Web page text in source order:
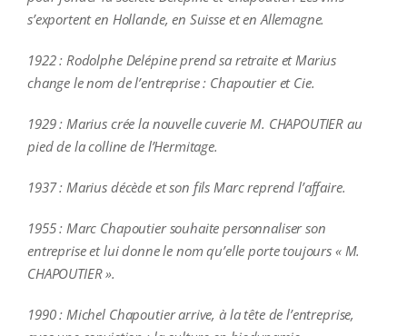
s’exportent en Hollande, en Suisse et en Allemagne.
1922 : Rodolphe Delépine prend sa retraite et Marius
change le nom de l’entreprise : Chapoutier et Cie.
1929 : Marius crée la nouvelle cuverie M. CHAPOUTIER au
pied de la colline de l’Hermitage.
1937 : Marius décède et son fils Marc reprend l’affaire.
1955 : Marc Chapoutier souhaite personnaliser son
entreprise et lui donne le nom qu’elle porte toujours « M.
CHAPOUTIER ».
1990 : Michel Chapoutier arrive, à la tête de l’entreprise,